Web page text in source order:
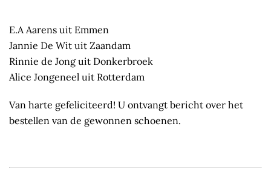
E.A Aarens uit Emmen
Jannie De Wit uit Zaandam
Rinnie de Jong uit Donkerbroek
Alice Jongeneel uit Rotterdam
Van harte gefeliciteerd! U ontvangt bericht over het
bestellen van de gewonnen schoenen.